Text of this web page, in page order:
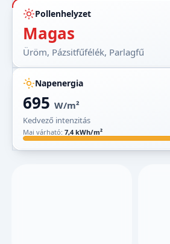
Pollenhelyzet
Magas
Üröm, Pázsitfűfélék, Parlagfű
Napenergia
695 W/m²
Kedvező intenzitás
Mai várható: 7,4 kWh/m²